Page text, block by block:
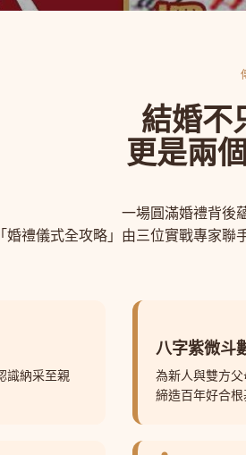
結婚不
更是兩
一場圓滿婚禮背後
「婚禮儀式全攻略」由三位實戰專家
識納采至親
八字紫微斗
為新人與雙方
締造百年好合根